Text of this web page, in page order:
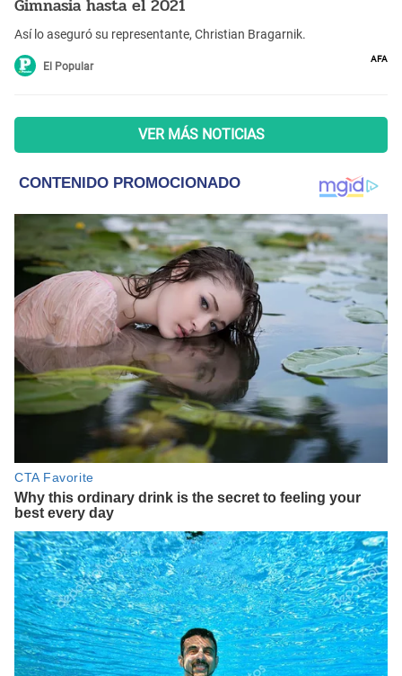
Gimnasia hasta el 2021
Así lo aseguró su representante, Christian Bragarnik.
El Popular
AFA
VER MÁS NOTICIAS